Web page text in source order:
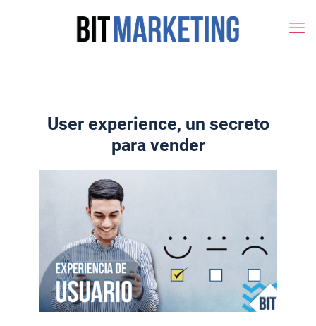
User experience, un secreto
para vender